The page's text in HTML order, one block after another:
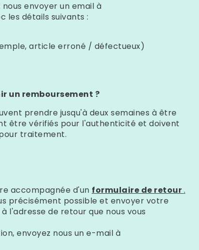
envoyer un email à
les détails suivants :
article erroné / défectueux)
un remboursement ?
prendre jusqu'à deux semaines à être
être vérifiés pour l'authenticité et doivent
traitement.
accompagnée d'un formulaire de retour.
précisément possible et envoyer votre
l'adresse de retour que nous vous
envoyez nous un e-mail à